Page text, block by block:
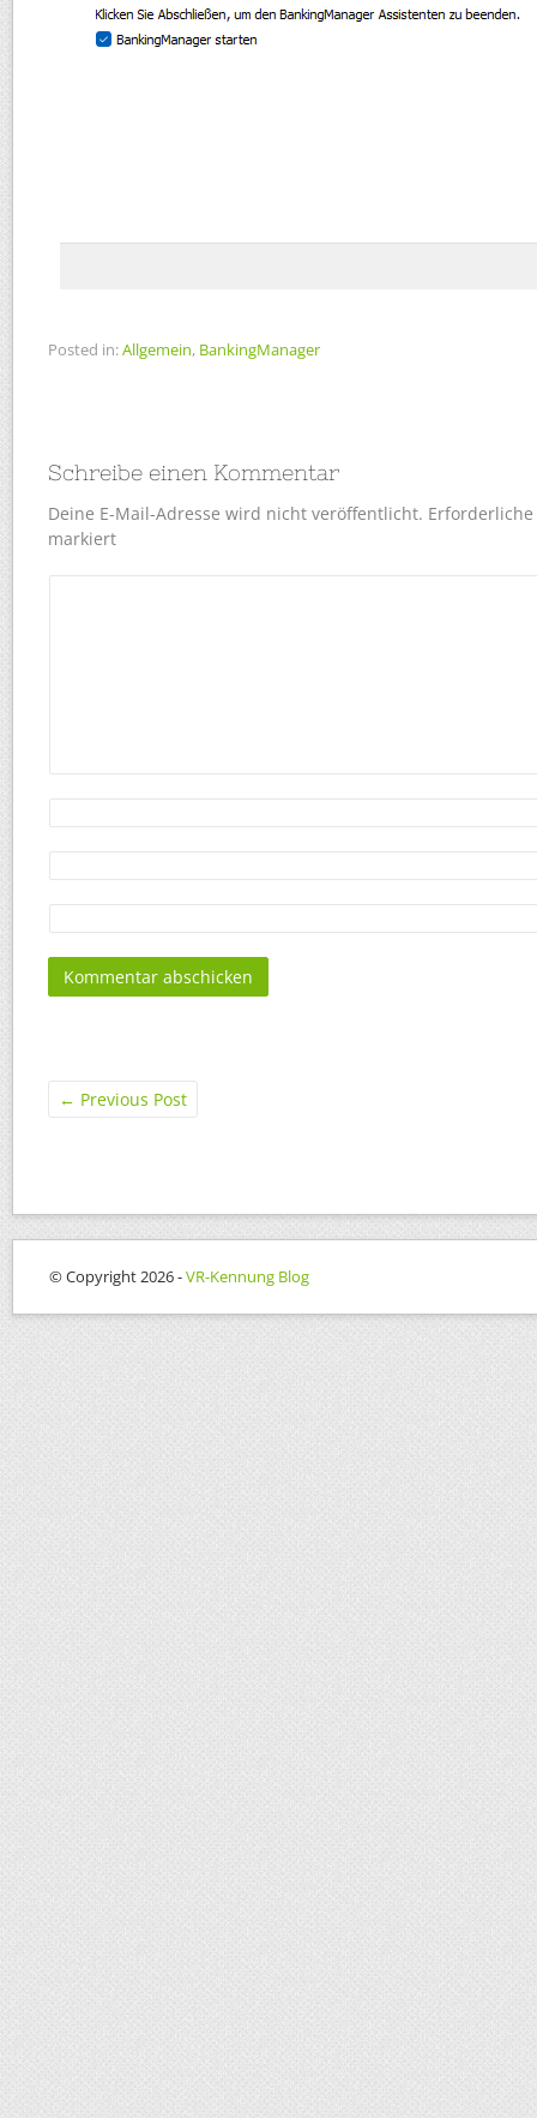
Posted in:Allgemein, BankingManager
Schreibe einen Kommentar
Deine E-Mail-Adresse wird nicht veröffentlicht.
markiert
← Previous Post
© Copyright 2026 -VR-Kennung Blog